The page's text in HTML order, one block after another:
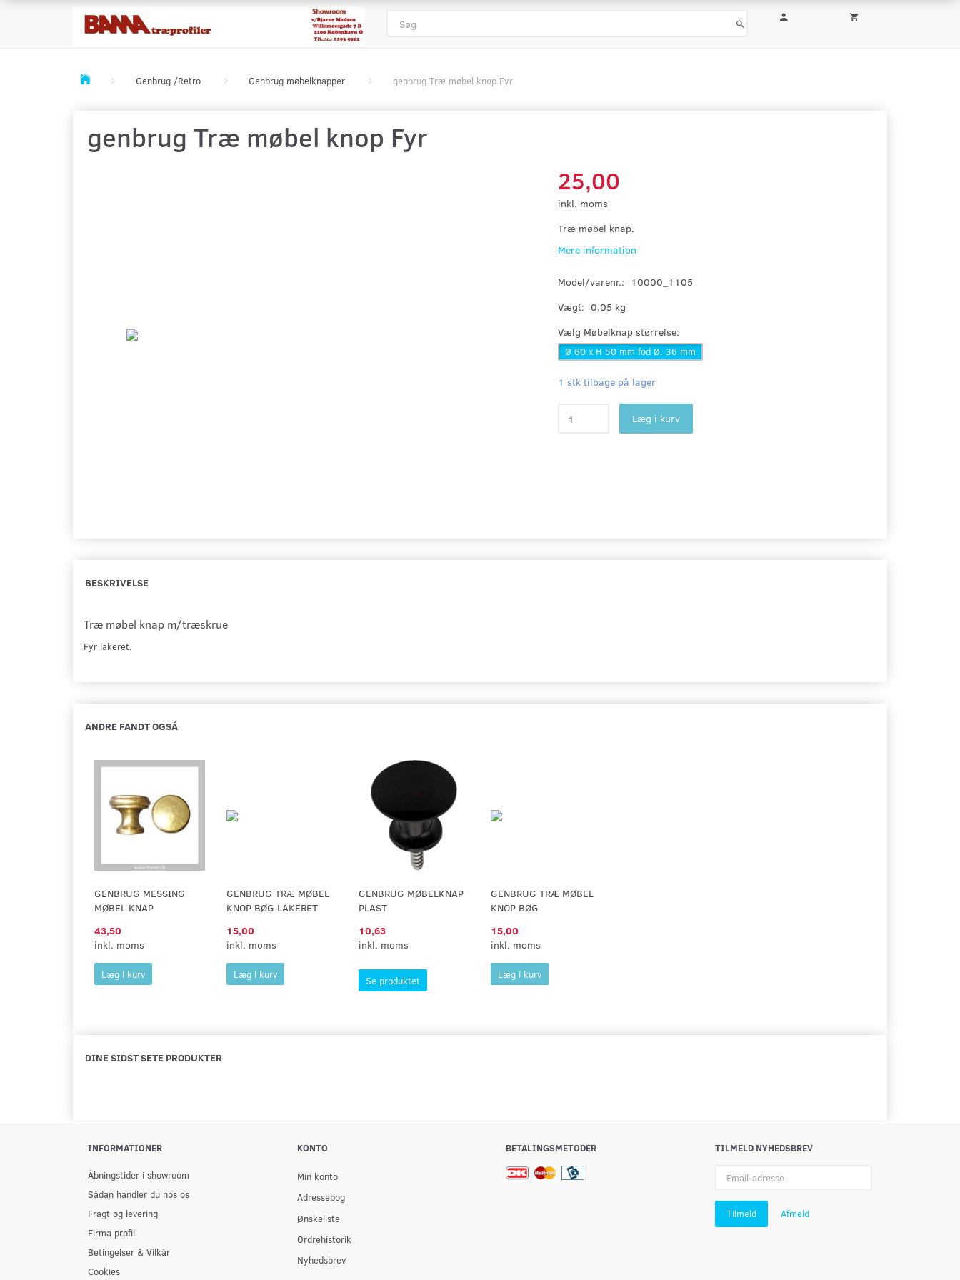
Genbrug /Retro Genbrug møbelknapper genbrug Træ møbel knop Fyr
genbrug Træ møbel knop Fyr
25,00
inkl. moms
Træ møbel knap.
Mere information
Model/varenr.:
10000_1105
Vægt: 0,05 kg
Vælg Møbelknap størrelse:
Ø 60 x H 50 mm fod Ø. 36 mm
1 stk tilbage på lager
Læg i kurv
BESKRIVELSE
Træ møbel knap m/træskrue
Fyr lakeret.
ANDRE FANDT OGSÅ
GENBRUG MESSING
MØBEL KNAP
43,50
inkl. moms
Læg i kurv
GENBRUG TRÆ MØBEL
KNOP BØG LAKERET
15,00
inkl. moms
Læg i kurv
GENBRUG MØBELKNAP
PLAST
10,63
inkl. moms
Se produktet
GENBRUG TRÆ MØBEL
KNOP BØG
15,00
inkl. moms
Læg i kurv
DINE SIDST SETE PRODUKTER
INFORMATIONER
Åbningstider i showroom
Sådan handler du hos os
Fragt og levering
Firma profil
Betingelser & Vilkår
Cookies
KONTO
Min konto
Adressebog
Ønskeliste
Ordrehistorik
Nyhedsbrev
BETALINGSMETODER
TILMELD NYHEDSBREV
adresse
Tilmeld Afmeld